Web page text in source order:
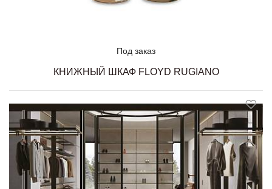
Под заказ
КНИЖНЫЙ ШКАФ FLOYD RUGIANO